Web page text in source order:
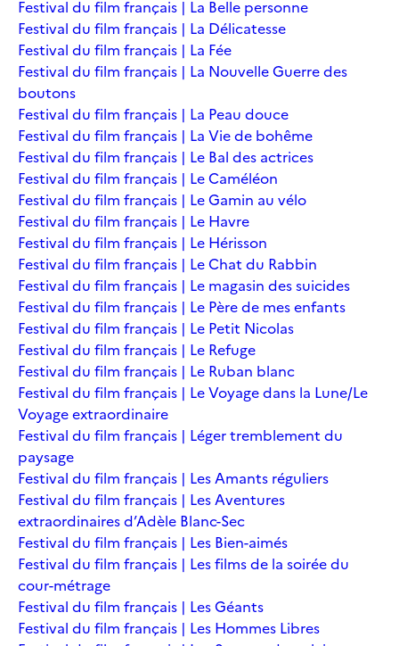
Festival du film français | La Belle personne
Festival du film français | La Délicatesse
Festival du film français | La Fée
Festival du film français | La Nouvelle Guerre des
boutons
Festival du film français | La Peau douce
Festival du film français | La Vie de bohême
Festival du film français | Le Bal des actrices
Festival du film français | Le Caméléon
Festival du film français | Le Gamin au vélo
Festival du film français | Le Havre
Festival du film français | Le Hérisson
Festival du film français | Le Chat du Rabbin
Festival du film français | Le magasin des suicides
Festival du film français | Le Père de mes enfants
Festival du film français | Le Petit Nicolas
Festival du film français | Le Refuge
Festival du film français | Le Ruban blanc
Festival du film français | Le Voyage dans la Lune/Le
Voyage extraordinaire
Festival du film français | Léger tremblement du
paysage
Festival du film français | Les Amants réguliers
Festival du film français | Les Aventures
extraordinaires d’Adèle Blanc-Sec
Festival du film français | Les Bien-aimés
Festival du film français | Les films de la soirée du
cour-métrage
Festival du film français | Les Géants
Festival du film français | Les Hommes Libres